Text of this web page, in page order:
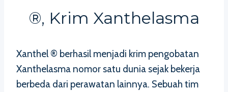
®, Krim Xanthelasma
Xanthel ® berhasil menjadi krim pengobatan
Xanthelasma nomor satu dunia sejak bekerja
berbeda dari perawatan lainnya. Sebuah tim